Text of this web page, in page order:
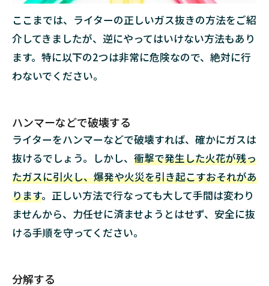
ここまでは、ライターの正しいガス抜きの方法をご紹
介してきましたが、逆にやってはいけない方法もあり
ます。特に以下の2つは非常に危険なので、絶対に行
わないでください。
ハンマーなどで破壊する
ライターをハンマーなどで破壊すれば、確かにガスは
抜けるでしょう。しかし、 衝撃で発生した火花が残っ
たガスに引火し、爆発や火災を引き起こすおそれがあ
ります。正しい方法で行なっても大して手間は変わり
ませんから、力任せに済ませようとはせず、安全に抜
ける手順を守ってください。
分解する